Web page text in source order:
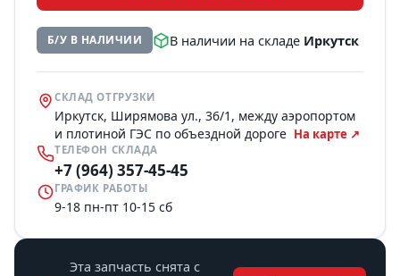
Б/У В НАЛИЧИИ В наличии на складе Иркутск
СКЛАД ОТГРУЗКИ
Иркутск, Ширямова ул., 36/1, между аэропортом
и плотиной ГЭС по объездной дороге На карте ↗
ТЕЛЕФОН СКЛАДА
+7 (964) 357-45-45
ГРАФИК РАБОТЫ
9-18 пн-пт 10-15 сб
Эта запчасть снята с